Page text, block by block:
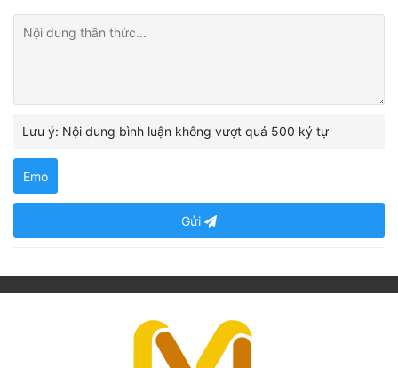
Lưu ý: Nội dung bình luận không vượt quá 500 ký tự
Emo
Gửi